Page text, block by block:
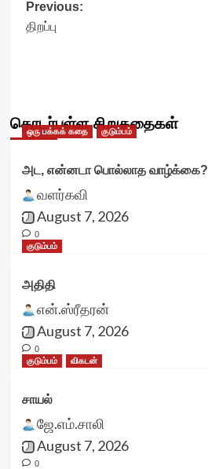
Post
navigation
Previous:
திறப்பு
தொடர்புள்ள சிறுகதைகள்
ஒரு பக்கக் கதை குடும்பம்
அட, என்னடா பொல்லாத வாழ்க்கை?
வளர்கவி
August 7, 2026
0
குடும்பம்
அதிதி
என்.ஸ்ரீதரன்
August 7, 2026
0
குடும்பம்
விகடன்
சாயல்
ஜே.எம்.சாலி
August 7, 2026
0